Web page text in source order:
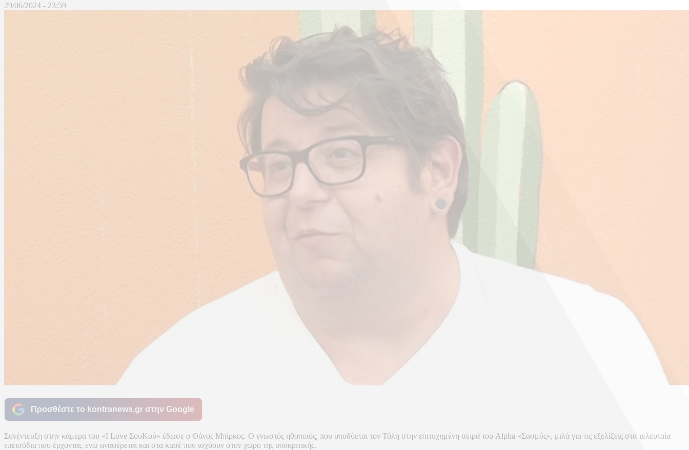
29/06/2024 - 23:59
Προσθέστε το kontranews.gr στην Google
Συνέντευξη στην κάμερα του «I Love ΣουΚού» έδωσε ο Θάνος Μπίρκος. Ο γνωστός ηθοποιός, που υποδύεται τον Τόλη στην επιτυχημένη σειρά του Alpha «Σασμός», μιλά για τις εξελίξεις στα τελευταία
επεισόδια που έρχονται, ενώ αναφέρεται και στα κασέ που ισχύουν στον χώρο της υποκριτικής.